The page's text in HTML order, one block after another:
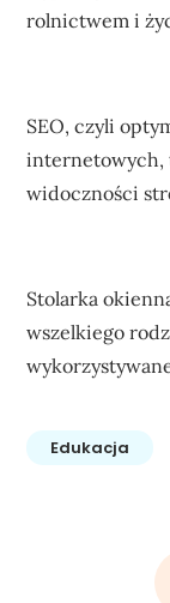
rolnictwem i
SEO, czyli
internetowych,
widoczności
Stolarka
wszelkiego
Edukacja